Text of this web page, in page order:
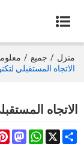
منزل / جميع /
الاتجاه المستقبلي
الاتجاه
Share
WhatsApp X